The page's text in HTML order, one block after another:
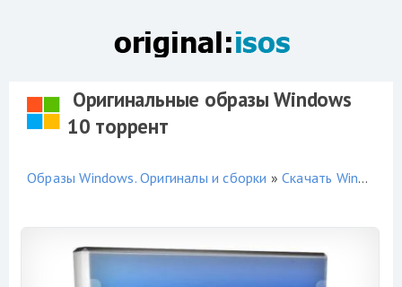
Оригинальные образы Windows
10 торрент
Образы Windows. Оригиналы и сборки »Скачать Windows 10 торрент